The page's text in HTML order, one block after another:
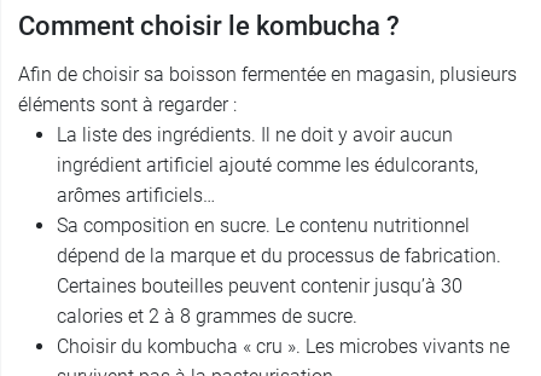
Comment choisir le kombucha ?
Afin de choisir sa boisson fermentée en magasin, plusieurs
éléments sont à regarder :
La liste des ingrédients. Il ne doit y avoir aucun
ingrédient artificiel ajouté comme les édulcorants,
arômes artificiels…
Sa composition en sucre. Le contenu nutritionnel
dépend de la marque et du processus de fabrication.
Certaines bouteilles peuvent contenir jusqu’à 30
calories et 2 à 8 grammes de sucre.
Choisir du kombucha « cru ». Les microbes vivants ne